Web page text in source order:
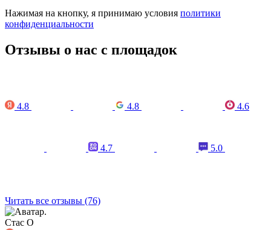
Нажимая на кнопку, я принимаю условия политики
конфиденциальности
Отзывы о нас с площадок
4.8 4.8 4.6
4.7 5.0
Читать все отзывы (76)
Стас О